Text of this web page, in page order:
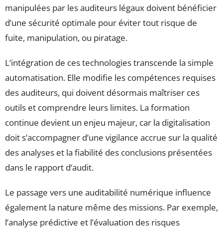
manipulées par les auditeurs légaux doivent bénéficier
d’une sécurité optimale pour éviter tout risque de
fuite, manipulation, ou piratage.
L’intégration de ces technologies transcende la simple
automatisation. Elle modifie les compétences requises
des auditeurs, qui doivent désormais maîtriser ces
outils et comprendre leurs limites. La formation
continue devient un enjeu majeur, car la digitalisation
doit s’accompagner d’une vigilance accrue sur la qualité
des analyses et la fiabilité des conclusions présentées
dans le rapport d’audit.
Le passage vers une auditabilité numérique influence
également la nature même des missions. Par exemple,
l’analyse prédictive et l’évaluation des risques